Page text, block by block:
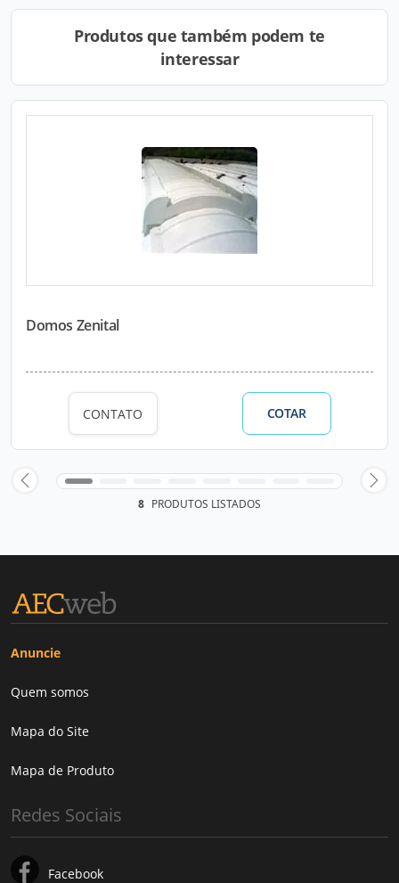
Produtos que também podem te
interessar
Domos Zenital
CONTATO COTAR
8 PRODUTOS LISTADOS
Anuncie
Quem somos
Mapa do Site
Mapa de Produto
Redes Sociais
Facebook